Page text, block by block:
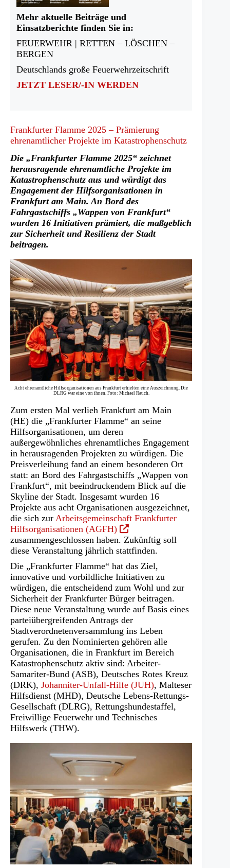
Mehr aktuelle Beiträge und
Einsatzberichte finden Sie in:
FEUERWEHR | RETTEN – LÖSCHEN –
BERGEN
Deutschlands große Feuerwehrzeitschrift
JETZT LESER/-IN WERDEN
Frankfurter Flamme 2025 – Prämierung
ehrenamtlicher Projekte im Katastrophenschutz
Die „Frankfurter Flamme 2025“ zeichnet
herausragende ehrenamtliche Projekte im
Katastrophenschutz aus und würdigt das
Engagement der Hilfsorganisationen in
Frankfurt am Main. An Bord des
Fahrgastschiffs „Wappen von Frankfurt“
wurden 16 Initiativen prämiert, die maßgeblich
zur Sicherheit und Resilienz der Stadt
beitragen.
Acht ehrenamtliche Hilfsorganisationen aus Frankfurt erhielten eine Auszeichnung. Die
DLRG war eine von ihnen. Foto: Michael Rauch.
Zum ersten Mal verlieh Frankfurt am Main
(HE) die „Frankfurter Flamme“ an seine
Hilfsorganisationen, um deren
außergewöhnliches ehrenamtliches Engagement
in herausragenden Projekten zu würdigen. Die
Preisverleihung fand an einem besonderen Ort
statt: an Bord des Fahrgastschiffs „Wappen von
Frankfurt“, mit beeindruckendem Blick auf die
Skyline der Stadt. Insgesamt wurden 16
Projekte aus acht Organisationen ausgezeichnet,
die sich zur Arbeitsgemeinschaft Frankfurter
Hilfsorganisationen (AGFH)(Öffnet
in
einem
neuen
Tab)
zusammengeschlossen haben. Zukünftig soll
diese Veranstaltung jährlich stattfinden.
Die „Frankfurter Flamme“ hat das Ziel,
innovative und vorbildliche Initiativen zu
würdigen, die entscheidend zum Wohl und zur
Sicherheit der Frankfurter Bürger beitragen.
Diese neue Veranstaltung wurde auf Basis eines
parteiübergreifenden Antrags der
Stadtverordnetenversammlung ins Leben
gerufen. Zu den Nominierten gehören alle
Organisationen, die in Frankfurt im Bereich
Katastrophenschutz aktiv sind: Arbeiter-
Samariter-Bund (ASB), Deutsches Rotes Kreuz
(DRK), Johanniter-Unfall-Hilfe (JUH), Malteser
Hilfsdienst (MHD), Deutsche Lebens-Rettungs-
Gesellschaft (DLRG), Rettungshundestaffel,
Freiwillige Feuerwehr und Technisches
Hilfswerk (THW).